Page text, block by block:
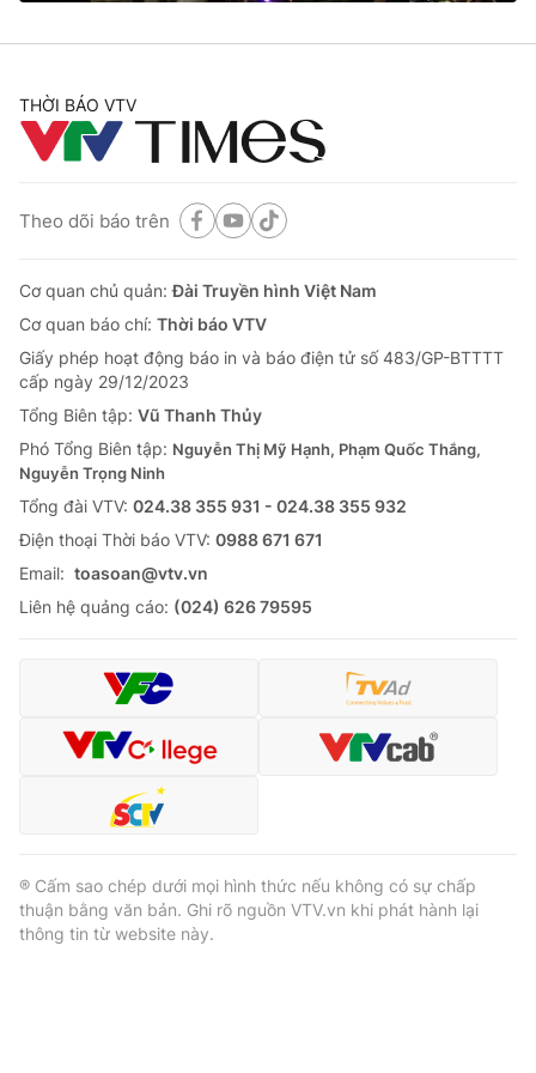
® Cấm sao chép dưới mọi hình thức nếu không có sự chấp
thuận bằng văn bản. Ghi rõ nguồn VTV.vn khi phát hành lại
thông tin từ website này.
THỜI BÁO VTV
Theo dõi báo trên
Cơ quan chủ quản:Đài Truyền hình Việt Nam
Cơ quan báo chí: Thời báo VTV
Giấy phép hoạt động báo in và báo điện tử số 483/GP-BTTTT
cấp ngày 29/12/2023
Tổng Biên tập: Vũ Thanh Thủy
Phó Tổng Biên tập: Nguyễn Thị Mỹ Hạnh, Phạm Quốc Thắng,
Nguyễn Trọng Ninh
Tổng đài VTV: 024.38 355 931 - 024.38 355 932
Ðiện thoại Thời báo VTV: 0988 671 671
Email: toasoan@vtv.vn
Liên hệ quảng cáo: (024) 626 79595
® Cấm sao chép dưới mọi hình thức nếu không có sự chấp
thuận bằng văn bản. Ghi rõ nguồn VTV.vn khi phát hành lại
thông tin từ website này.